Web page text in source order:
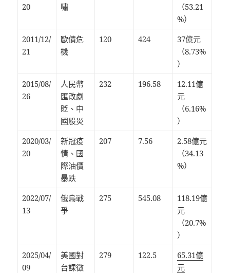
20
嘯
（53.21
%）
2011/12/
21
歐債危
機
120 424
37億元
（8.73%
）
2015/08/
26
人民幣
匯改劇
貶、中
國股災
232 196.58
12.11億
元
（6.16%
）
2020/03/
20
新冠疫
情、國
際油價
暴跌
207 7.56
2.58億元
（34.13
%）
2022/07/
13
俄烏戰
爭
275 545.08
118.19億
元
（20.7%
）
2025/04/
09
美國對
台課徵
279 122.5
65.31億
元